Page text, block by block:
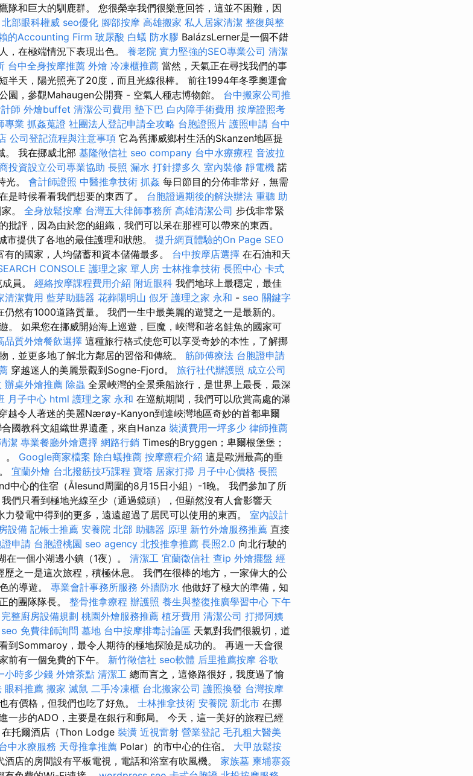
隊和巨大的馴鹿群。 您很榮幸我們很樂意回答，這並不困難，因
北部眼科權威 seo優化 腳部按摩 高雄搬家 私人居家清潔 整復與整
的Accounting Firm 玻尿酸 白蟻 防水膠 BalázsLerner是一個不錯
，在極端情況下表現出色。 養老院 實力堅強的SEO專業公司 清潔
台中全身按摩推薦 外燴 冷凍櫃推薦 當然，天氣正在尋找我們的事
半天，陽光照亮了20度，而且光線很棒。 前往1994年冬季奧運會
園，參觀Mahaugen公開賽 - 空氣人種志博物館。 台中搬家公司推
師 外燴buffet 清潔公司費用 墊下巴 白內障手術費用 按摩證照考
專業 抓姦蒐證 社團法人登記申請全攻略 台胞證照片 護照申請 台中
公司登記流程與注意事項 它為舊挪威鄉村生活的Skanzen地區提
。 我在挪威北部 基隆徵信社 seo company 台中水療療程 音波拉
投資設立公司專業協助 長照 漏水 打針撐多久 室內裝修 靜電機 諾
光。 會計師證照 中醫推拿技術 抓姦 每日節目的分佈非常好，無需
是時候看看我們想要的東西了。 台胞證過期後的解決辦法 重聽 助
。 全身放鬆按摩 台灣五大律師事務所 高雄清潔公司 步伐非常緊
批評，因為由於您的組織，我們可以呆在那裡可以帶來的東西。
提供了各地的最佳護理和狀態。 提升網頁體驗的On Page SEO
的國家，人均儲蓄和資本儲備最多。 台中按摩店選擇 在石油和天
CONSOLE 護理之家 單人房 士林推拿技術 長照中心 卡式
員。 經絡按摩課程費用介紹 附近眼科 我們地球上最穩定，最佳
清潔費用 藍芽助聽器 花葬陽明山 假牙 護理之家 永和 - seo 關鍵字
然有1000道路質量。 我們一生中最美麗的遊覽之一是最新的。
。 如果您在挪威開始海上巡遊，巨魔，峽灣和著名鮭魚的國家可
品質外燴餐飲選擇 這種旅行格式使您可以享受奇妙的本性，了解挪
，並更多地了解北方鄰居的習俗和傳統。 筋師傅療法 台胞證申請
穿越迷人的美麗景觀到Sogne-Fjord。 旅行社代辦護照 成立公司
辦桌外燴推薦 除蟲 全景峽灣的全景乘船旅行，是世界上最長，最深
月子中心 html 護理之家 永和 在巡航期間，我們可以欣賞高處的瀑
越令人著迷的美麗Nærøy-Kanyon到達峽灣地區奇妙的首都卑爾
國教科文組織世界遺產，來自Hanza 裝潢費用一坪多少 律師推薦
潔 專業餐廳外燴選擇 網路行銷 Times的Bryggen；卑爾根堡堡；
。 Google商家檔案 除白蟻推薦 按摩療程介紹 這是歐洲最高的垂
宜蘭外燴 台北撥筋技巧課程 寶塔 居家打掃 月子中心價格 長照
中心的住宿（Ålesund周圍的8月15日小組）-1晚。 我們參加了所
們只看到極地光線至少（通過鏡頭），但顯然沒有人會影響天
發電中得到的更多，遠遠超過了居民可以使用的東西。 室內設計
設備 記帳士推薦 安養院 北部 助聽器 原理 新竹外燴服務推薦 直接
申請 台胞證桃園 seo agency 北投推拿推薦 長照2.0 向北行駛的
一個小湖邊小鎮（1夜）。 清潔工 宜蘭徵信社 查ip 外燴擺盤 經
歷之一是這次旅程，積極休息。 我們在很棒的地方，一家偉大的公
的導遊。 專業會計事務所服務 外牆防水 他做好了極大的準備，知
的團隊隊長。 整骨推拿療程 辦護照 養生與整復推廣學習中心 下午
完整廚房設備規劃 桃園外燴服務推薦 植牙費用 清潔公司 打掃阿姨
免費律師詢問 墓地 台中按摩排毒討論區 天氣對我們很親切，道
到Sommaroy，最令人期待的極地探險是成功的。 再過一天會很
前有一個免費的下午。 新竹徵信社 seo軟體 后里推薦按摩 谷歌
小時多少錢 外燴茶點 清潔工 總而言之，這條路很好，我度過了愉
眼科推薦 搬家 滅鼠 二手冷凍櫃 台北搬家公司 護照換發 台灣按摩
有價格，但我們也吃了好魚。 士林推拿技術 安養院 新北市 在挪
一步的ADO，主要是在銀行和郵局。 今天，這一美好的旅程已經
托爾酒店（Thon Lodge 裝潢 近視雷射 營業登記 毛孔粗大醫美
中水療服務 天母推拿推薦 Polar）的市中心的住宿。 大甲放鬆按
店的房間設有平板電視，電話和浴室有吹風機。 家族墓 柬埔寨簽